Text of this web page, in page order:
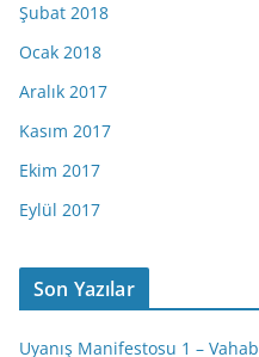
Şubat 2018
Ocak 2018
Aralık 2017
Kasım 2017
Ekim 2017
Eylül 2017
Son Yazılar
Uyanış Manifestosu 1 –